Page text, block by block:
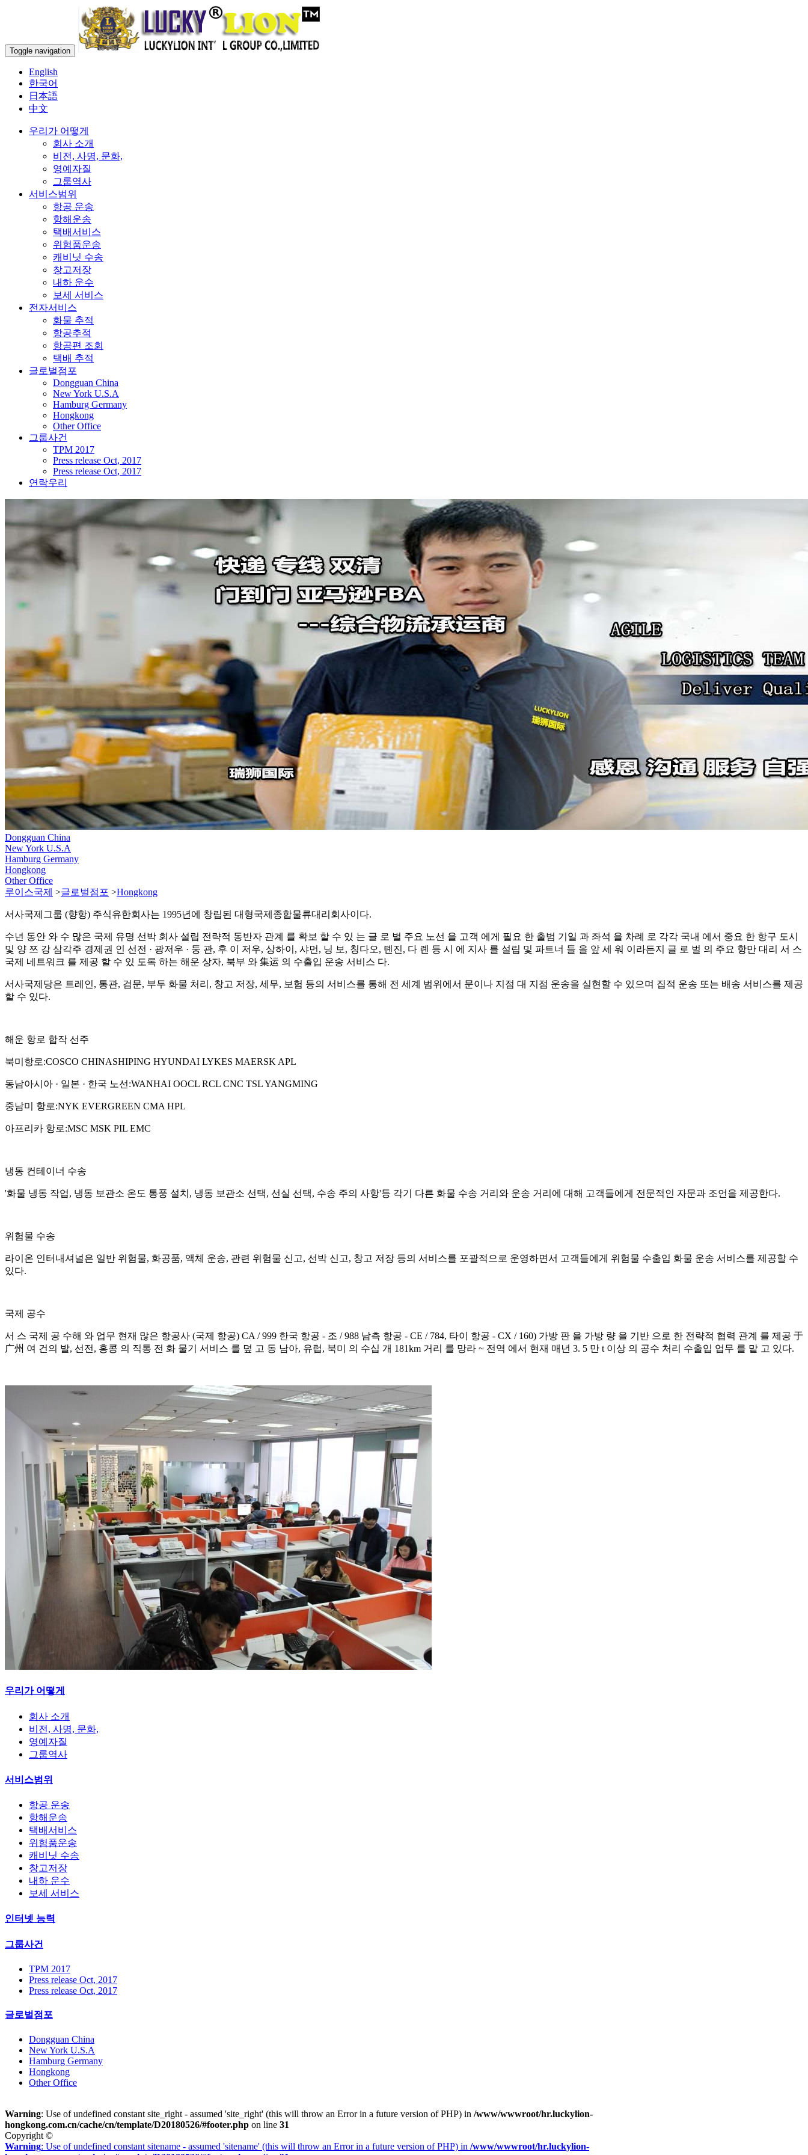
Toggle navigation
English
한국어
日本語
中文
우리가 어떻게
회사 소개
비전, 사명, 문화,
영예자질
그룹역사
서비스범위
항공 운송
항해운송
택배서비스
위험품운송
캐비닛 수송
창고저장
내하 운수
보세 서비스
전자서비스
화물 추적
항공추적
항공편 조회
택배 추적
글로벌점포
Dongguan China
New York U.S.A
Hamburg Germany
Hongkong
Other Office
그룹사건
TPM 2017
Press release Oct, 2017
Press release Oct, 2017
연락우리
Dongguan China
New York U.S.A
Hamburg Germany
Hongkong
Other Office
루이스국제 >글로벌점포 >Hongkong
서사국제그룹 (향항) 주식유한회사는 1995년에 창립된 대형국제종합물류대리회사이다.
수년 동안 와 수 많은 국제 유명 선박 회사 설립 전략적 동반자 관계 를 확보 할 수 있 는 글 로 벌 주요 노선 을 고객 에게 필요 한 출범 기일 과 좌석 을 차례 로 각각 국내 에서 중요 한 항구 도시
및 양 쯔 강 삼각주 경제권 인 선전 · 광저우 · 둥 관, 후 이 저우, 상하이, 샤먼, 닝 보, 칭다오, 톈진, 다 롄 등 시 에 지사 를 설립 및 파트너 들 을 앞 세 워 이라든지 글 로 벌 의 주요 항만 대리 서 스
국제 네트워크 를 제공 할 수 있 도록 하는 해운 상자, 북부 와 集运 의 수출입 운송 서비스 다.
서사국제당은 트레인, 통관, 검문, 부두 화물 처리, 창고 저장, 세무, 보험 등의 서비스를 통해 전 세계 범위에서 문이나 지점 대 지점 운송을 실현할 수 있으며 집적 운송 또는 배송 서비스를 제공
할 수 있다.
해운 항로 합작 선주
북미항로:COSCO CHINASHIPING HYUNDAI LYKES MAERSK APL
동남아시아 · 일본 · 한국 노선:WANHAI OOCL RCL CNC TSL YANGMING
중남미 항로:NYK EVERGREEN CMA HPL
아프리카 항로:MSC MSK PIL EMC
냉동 컨테이너 수송
'화물 냉동 작업, 냉동 보관소 온도 통풍 설치, 냉동 보관소 선택, 선실 선택, 수송 주의 사항'등 각기 다른 화물 수송 거리와 운송 거리에 대해 고객들에게 전문적인 자문과 조언을 제공한다.
위험물 수송
라이온 인터내셔널은 일반 위험물, 화공품, 액체 운송, 관련 위험물 신고, 선박 신고, 창고 저장 등의 서비스를 포괄적으로 운영하면서 고객들에게 위험물 수출입 화물 운송 서비스를 제공할 수
있다.
국제 공수
서 스 국제 공 수해 와 업무 현재 많은 항공사 (국제 항공) CA / 999 한국 항공 - 조 / 988 남측 항공 - CE / 784, 타이 항공 - CX / 160) 가방 판 을 가방 량 을 기반 으로 한 전략적 협력 관계 를 제공 于
广州 여 건의 발, 선전, 홍콩 의 직통 전 화 물기 서비스 를 덮 고 동 남아, 유럽, 북미 의 수십 개 181km 거리 를 망라 ~ 전역 에서 현재 매년 3. 5 만 t 이상 의 공수 처리 수출입 업무 를 맡 고 있다.
우리가 어떻게
회사 소개
비전, 사명, 문화,
영예자질
그룹역사
서비스범위
항공 운송
항해운송
택배서비스
위험품운송
캐비닛 수송
창고저장
내하 운수
보세 서비스
인터넷 능력
그룹사건
TPM 2017
Press release Oct, 2017
Press release Oct, 2017
글로벌점포
Dongguan China
New York U.S.A
Hamburg Germany
Hongkong
Other Office
Warning: Use of undefined constant site_right - assumed 'site_right' (this will throw an Error in a future version of PHP) in /www/wwwroot/hr.luckylion-
hongkong.com.cn/cache/cn/template/D20180526/#footer.php on line 31
Copyright ©
Warning: Use of undefined constant sitename - assumed 'sitename' (this will throw an Error in a future version of PHP) in /www/wwwroot/hr.luckylion-